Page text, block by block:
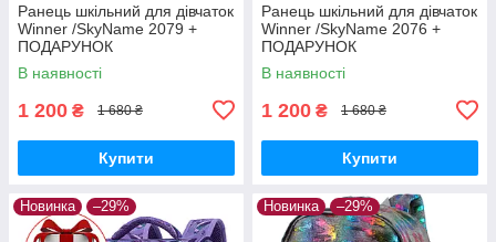
Ранець шкільний для дівчаток
Winner /SkyName 2079 +
ПОДАРУНОК
В наявності
1 200 ₴ 1 680 ₴
Купити
Ранець шкільний для дівчаток
Winner /SkyName 2076 +
ПОДАРУНОК
В наявності
1 200 ₴ 1 680 ₴
Купити
Новинка –29% Новинка –29%